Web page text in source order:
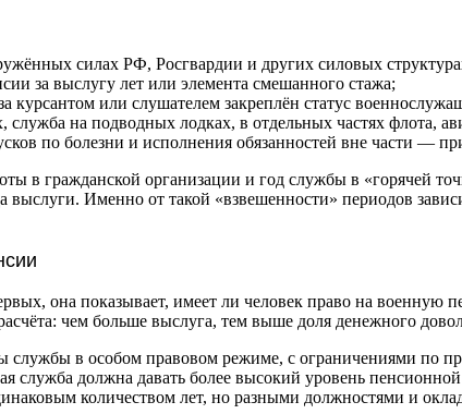
силах РФ, Росгвардии и других силовых
за выслугу лет или элемента смешанного стажа;
курсантом или слушателем закреплён статус
на подводных лодках, в отдельных частях флота,
по болезни и исполнения обязанностей вне части —
в гражданской организации и год службы в «горячей
Именно от такой «взвешенности» периодов
она показывает, имеет ли человек право на
чем больше выслуга, тем выше доля денежного
службы в особом правовом режиме, с ограничениями
служба должна давать более высокий уровень
количеством лет, но разными должностями и